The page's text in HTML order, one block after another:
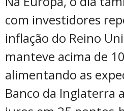
com investidores
inflação do Reino
manteve acima de
alimentando as
Banco da Inglaterra